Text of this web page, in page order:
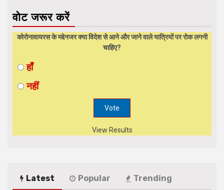
वोट जरूर करें
कोरोनावायरस के मद्देनजर क्या विदेश से आने और जाने वाले यात्रियों पर रोक लगनी
चाहिए?
हाँ
नहीं
View Results
Latest Popular Trending